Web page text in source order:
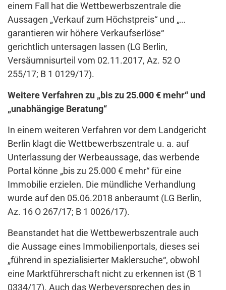
einem Fall hat die Wettbewerbszentrale die
Aussagen „Verkauf zum Höchstpreis“ und „…
garantieren wir höhere Verkaufserlöse“
gerichtlich untersagen lassen (LG Berlin,
Versäumnisurteil vom 02.11.2017, Az. 52 O
255/17; B 1 0129/17).
Weitere Verfahren zu „bis zu 25.000 € mehr“ und
„unabhängige Beratung“
In einem weiteren Verfahren vor dem Landgericht
Berlin klagt die Wettbewerbszentrale u. a. auf
Unterlassung der Werbeaussage, das werbende
Portal könne „bis zu 25.000 € mehr“ für eine
Immobilie erzielen. Die mündliche Verhandlung
wurde auf den 05.06.2018 anberaumt (LG Berlin,
Az. 16 O 267/17; B 1 0026/17).
Beanstandet hat die Wettbewerbszentrale auch
die Aussage eines Immobilienportals, dieses sei
„führend in spezialisierter Maklersuche“, obwohl
eine Marktführerschaft nicht zu erkennen ist (B 1
0334/17). Auch das Werbeversprechen des in